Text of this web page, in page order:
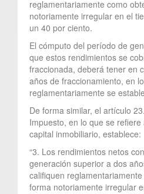
reglamentariamente como
notoriamente irregular en el
un 40 por ciento.
El cómputo del período de
que estos rendimientos se
fraccionada, deberá tener en
años de fraccionamiento, en
reglamentariamente se
De forma similar, el artículo
Impuesto, en lo que se
capital inmobiliario, establece:
“3. Los rendimientos netos
generación superior a dos
califiquen
forma notoriamente irregular